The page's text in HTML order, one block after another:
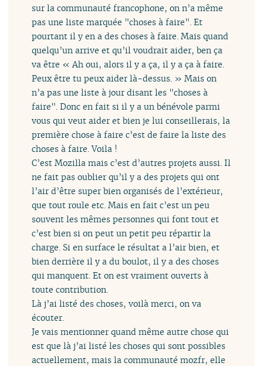
sur la communauté francophone, on n’a même
pas une liste marquée "choses à faire". Et
pourtant il y en a des choses à faire. Mais quand
quelqu’un arrive et qu’il voudrait aider, ben ça
va être « Ah oui, alors il y a ça, il y a ça à faire.
Peux être tu peux aider là-dessus. » Mais on
n’a pas une liste à jour disant les "choses à
faire". Donc en fait si il y a un bénévole parmi
vous qui veut aider et bien je lui conseillerais, la
première chose à faire c’est de faire la liste des
choses à faire. Voila !
C’est Mozilla mais c’est d’autres projets aussi. Il
ne fait pas oublier qu’il y a des projets qui ont
l’air d’être super bien organisés de l’extérieur,
que tout roule etc. Mais en fait c’est un peu
souvent les mêmes personnes qui font tout et
c’est bien si on peut un petit peu répartir la
charge. Si en surface le résultat a l’air bien, et
bien derrière il y a du boulot, il y a des choses
qui manquent. Et on est vraiment ouverts à
toute contribution.
Là j’ai listé des choses, voilà merci, on va
écouter.
Je vais mentionner quand même autre chose qui
est que là j’ai listé les choses qui sont possibles
actuellement, mais la communauté mozfr, elle